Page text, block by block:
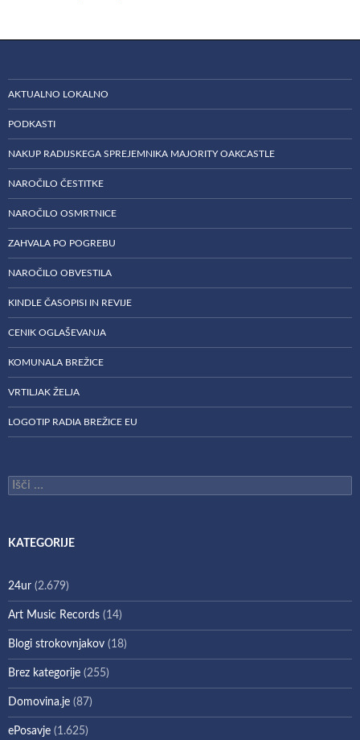
AKTUALNO LOKALNO
PODKASTI
NAKUP RADIJSKEGA SPREJEMNIKA MAJORITY OAKCASTLE
NAROČILO ČESTITKE
NAROČILO OSMRTNICE
ZAHVALA PO POGREBU
NAROČILO OBVESTILA
KINDLE ČASOPISI IN REVIJE
CENIK OGLAŠEVANJA
KOMUNALA BREŽICE
VRTILJAK ŽELJA
LOGOTIP RADIA BREŽICE EU
Išči:
KATEGORIJE
24ur (2.679)
Art Music Records (14)
Blogi strokovnjakov (18)
Brez kategorije (255)
Domovina.je (87)
ePosavje (1.625)